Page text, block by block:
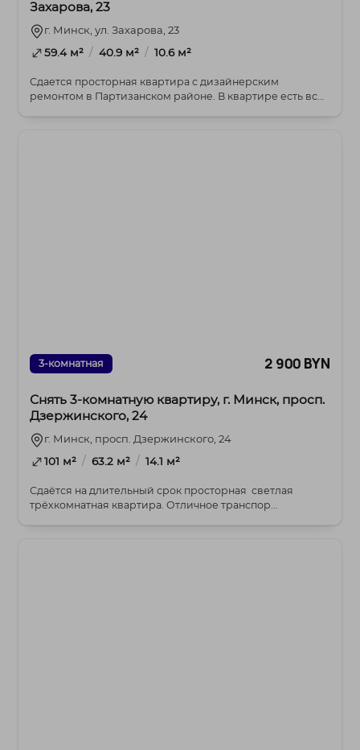
Захарова, 23
г. Минск, ул. Захарова, 23
59.4 м² / 40.9 м² / 10.6 м²
Сдается просторная квартира с дизайнерским
ремонтом в Партизанском районе. В квартире есть все
3-комнатная 2 900 BYN
Снять 3-комнатную квартиру, г. Минск, просп.
Дзержинского, 24
г. Минск, просп. Дзержинского, 24
101 м² / 63.2 м² / 14.1 м²
Сдаётся на длительный срок просторная светлая
трёхкомнатная квартира. Отличное транспор...